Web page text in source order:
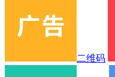
二维码